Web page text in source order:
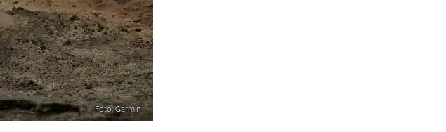
Foto: Garmin